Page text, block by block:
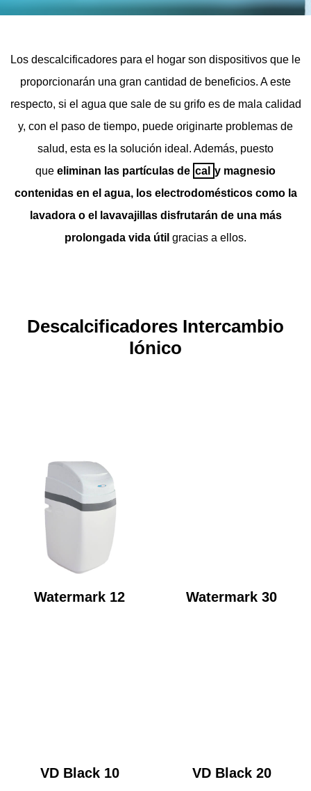
Los descalcificadores para el hogar son dispositivos que le
proporcionarán una gran cantidad de beneficios. A este
respecto, si el agua que sale de su grifo es de mala calidad
y, con el paso de tiempo, puede originarte problemas de
salud, esta es la solución ideal. Además, puesto
queeliminan las partículas de cal y magnesio
contenidas en el agua, los electrodomésticos como la
lavadora o el lavavajillas disfrutarán de una más
prolongada vida útil gracias a ellos.
Descalcificadores Intercambio
Iónico
Watermark 12 Watermark 30
VD Black 10 VD Black 20